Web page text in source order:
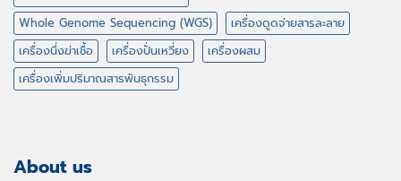
Whole Genome Sequencing (WGS)
เครื่องดูดจ่ายสารละลาย
เครื่องนึ่งฆ่าเชื้อ
เครื่องปั่นเหวี่ยง
เครื่องผสม
เครื่องเพิ่มปริมาณสารพันธุกรรม
About us